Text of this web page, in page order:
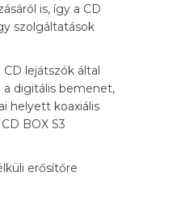
is, így a CD
szolgáltatások
lejátszók által
a digitális bemenet,
helyett koaxiális
BOX S3
erősítőre